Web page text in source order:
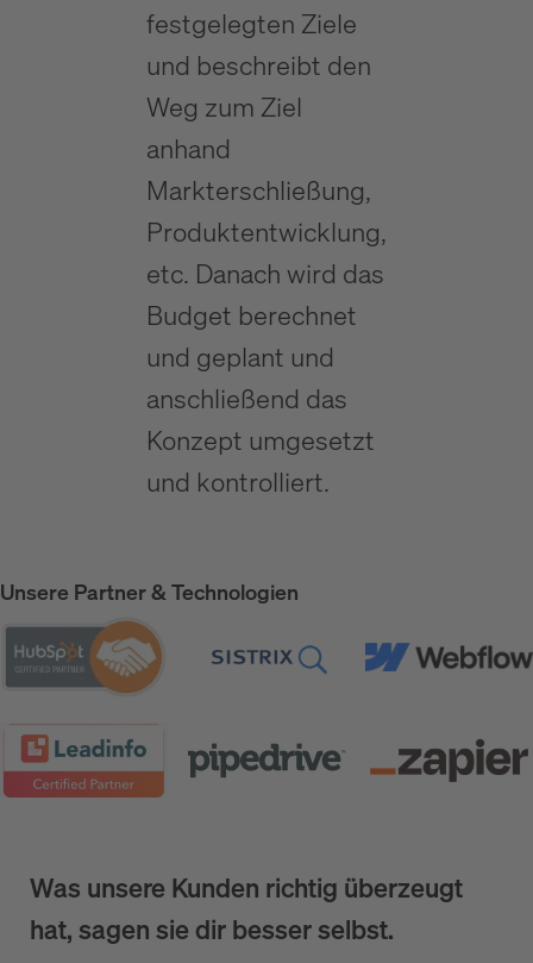
festgelegten Ziele
und beschreibt den
Weg zum Ziel
anhand
Markterschließung,
Produktentwicklung,
etc. Danach wird das
Budget berechnet
und geplant und
anschließend das
Konzept umgesetzt
und kontrolliert.
Unsere Partner & Technologien
Was unsere Kunden richtig überzeugt
hat, sagen sie dir besser selbst.